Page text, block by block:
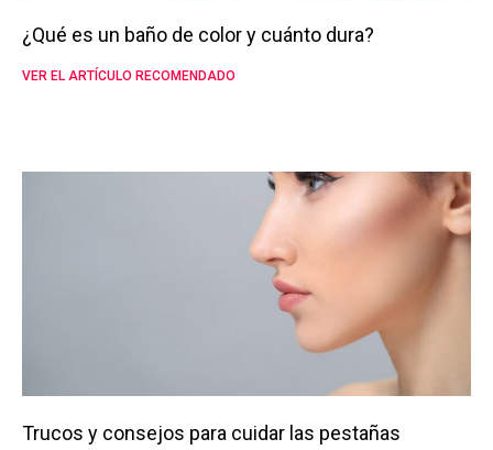
¿Qué es un baño de color y cuánto dura?
VER EL ARTÍCULO RECOMENDADO
Trucos y consejos para cuidar las pestañas